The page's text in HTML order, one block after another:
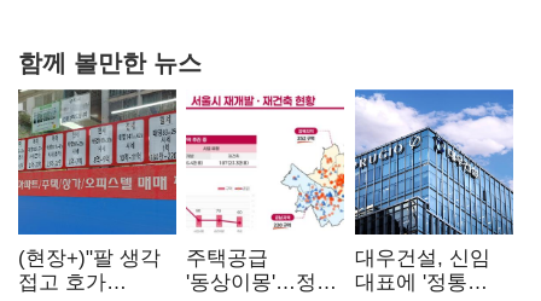
함께 볼만한 뉴스
(현장+)"팔 생각
접고 호가
주택공급
'동상이몽'…정부
대우건설, 신임
대표에 '정통